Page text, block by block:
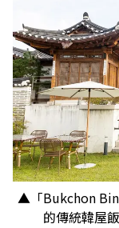
▲「Bukchon
的傳統韓屋